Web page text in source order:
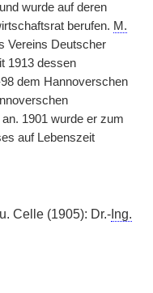
wurde auf deren
berufen. M.
Vereins Deutscher
1913 dessen
dem Hannoverschen
1901 wurde er zum
auf Lebenszeit
Celle (1905): Dr.- Ing.